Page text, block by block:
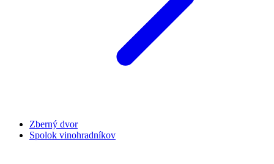
Zberný dvor
Spolok vinohradníkov